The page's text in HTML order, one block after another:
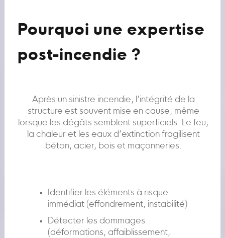
Pourquoi une expertise
post-incendie ?
Après un sinistre incendie, l’intégrité de la
structure est souvent mise en cause, même
lorsque les dégâts semblent superficiels. Le feu,
la chaleur et les eaux d’extinction fragilisent
béton, acier, bois et maçonneries.
Identifier les éléments à risque
immédiat (effondrement, instabilité)
Détecter les dommages
(déformations, affaiblissement,